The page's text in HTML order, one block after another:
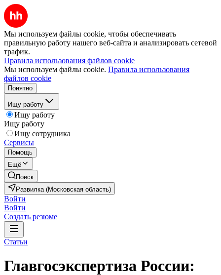
Мы используем файлы cookie, чтобы обеспечивать
правильную работу нашего веб-сайта и анализировать сетевой
трафик.
Правила использования файлов cookie
Мы используем файлы cookie. Правила использования
файлов cookie
Понятно
Ищу работу
Ищу работу
Ищу работу
Ищу сотрудника
Сервисы
Помощь
Ещё
Поиск
Развилка (Московская область)
Войти
Войти
Создать резюме
Статьи
Главгосэкспертиза России: